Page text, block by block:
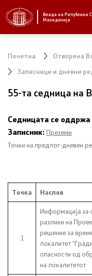
Влада на Република
Македонија
Стратешки приоритети и
Планови за
Завршени планови
Стратешки план на
Претседател на
Канцеларија на
Заменици на
Почетна
Отворена
Записници и дневни
55-та седница на
Седницата се оддржа
Записник: Преземи
Точки на предлог-дневен
Точка Наслов
1
Информација за
разлики на
решение за
локалитет
опасности од
на локалитетот